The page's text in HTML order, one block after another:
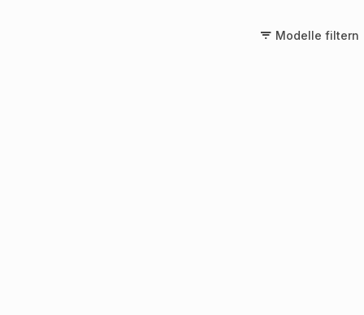
Modelle filtern